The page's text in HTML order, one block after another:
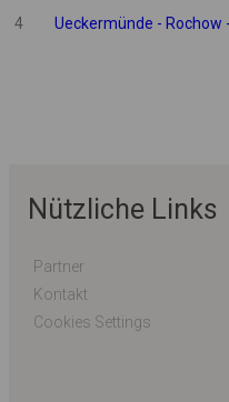
4 Ueckermünde - Rochow
Nützliche Links
Partner
Kontakt
Cookies Settings